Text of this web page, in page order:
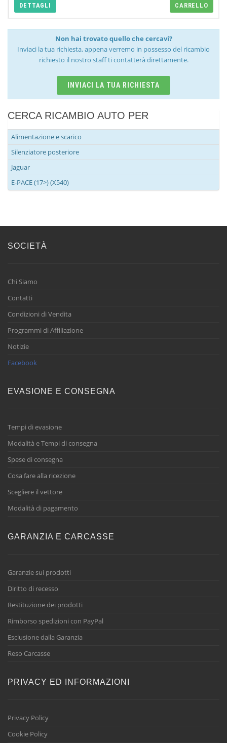
DETTAGLI CARRELLO
Non hai trovato quello che cercavi?
Inviaci la tua richiesta, appena verremo in possesso del ricambio
richiesto il nostro staff ti contatterà direttamente.
INVIACI LA TUA RICHIESTA
CERCA RICAMBIO AUTO PER
Alimentazione e scarico
Silenziatore posteriore
Jaguar
E-PACE (17>) (X540)
SOCIETÀ
Chi Siamo
Contatti
Condizioni di Vendita
Programmi di Affiliazione
Notizie
Facebook
EVASIONE E CONSEGNA
Tempi di evasione
Modalità e Tempi di consegna
Spese di consegna
Cosa fare alla ricezione
Scegliere il vettore
Modalità di pagamento
GARANZIA E CARCASSE
Garanzie sui prodotti
Diritto di recesso
Restituzione dei prodotti
Rimborso spedizioni con PayPal
Esclusione dalla Garanzia
Reso Carcasse
PRIVACY ED INFORMAZIONI
Privacy Policy
Cookie Policy